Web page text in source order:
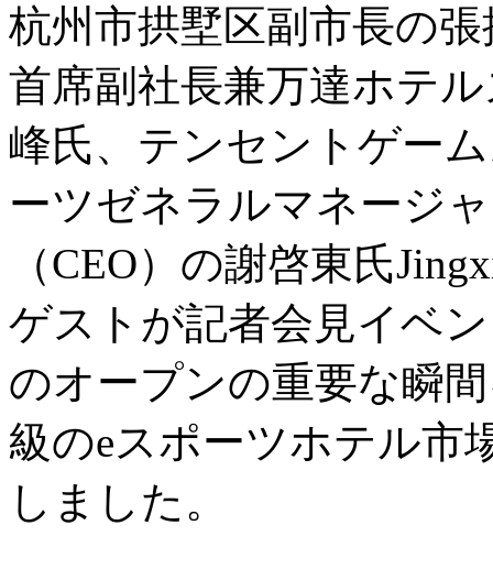
杭州市拱墅区副市長の
首席副社長兼万達ホテ
峰氏、テンセントゲー
ーツゼネラルマネージ
（CEO）の謝啓東氏
ゲストが記者会見イベ
のオープンの重要な瞬
級のeスポーツホテル市
しました。